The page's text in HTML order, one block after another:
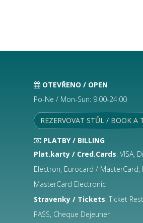
OTEVŘENO / OPEN
Po-Ne / Mon-Sun: 9:00-24:00
REZERVOVAT STŮL / BOOK A
PLATBY / BILLING
Plat.karty / Cred.Cards: VISA,
Electron, Eurocard / MasterCard,
MasterCard Electronic
Stravenky / Tickets: Ticket
PASS, Cheque Dejeuner